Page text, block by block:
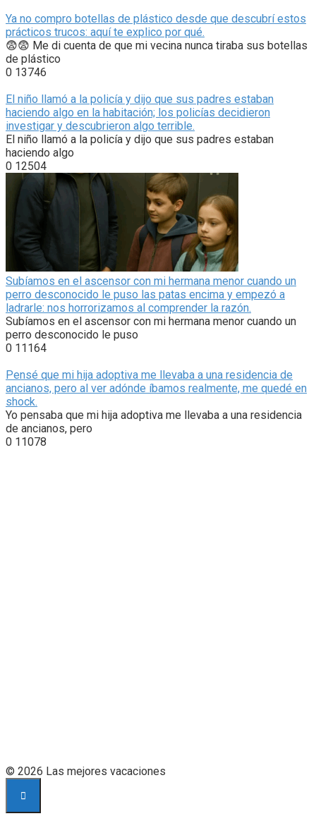
Ya no compro botellas de plástico desde que descubrí estos
prácticos trucos: aquí te explico por qué.
😨😨 Me di cuenta de que mi vecina nunca tiraba sus botellas
de plástico
0 13746
El niño llamó a la policía y dijo que sus padres estaban
haciendo algo en la habitación; los policías decidieron
investigar y descubrieron algo terrible.
El niño llamó a la policía y dijo que sus padres estaban
haciendo algo
0 12504
Subíamos en el ascensor con mi hermana menor cuando un
perro desconocido le puso las patas encima y empezó a
ladrarle: nos horrorizamos al comprender la razón.
Subíamos en el ascensor con mi hermana menor cuando un
perro desconocido le puso
0 11164
Pensé que mi hija adoptiva me llevaba a una residencia de
ancianos, pero al ver adónde íbamos realmente, me quedé en
shock.
Yo pensaba que mi hija adoptiva me llevaba a una residencia
de ancianos, pero
0 11078
© 2026 Las mejores vacaciones